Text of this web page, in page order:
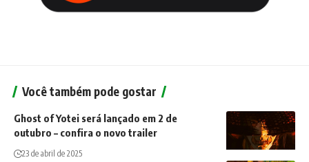
Você também pode gostar
Ghost of Yotei será lançado em 2 de
outubro – confira o novo trailer
23 de abril de 2025